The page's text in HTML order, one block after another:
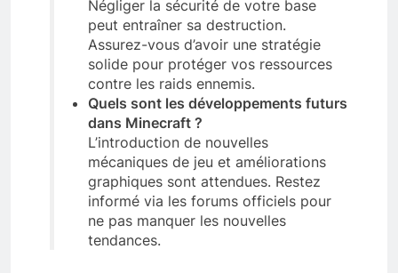
Négliger la sécurité de votre base
peut entraîner sa destruction.
Assurez-vous d’avoir une stratégie
solide pour protéger vos ressources
contre les raids ennemis.
Quels sont les développements futurs
dans Minecraft ?
L’introduction de nouvelles
mécaniques de jeu et améliorations
graphiques sont attendues. Restez
informé via les forums officiels pour
ne pas manquer les nouvelles
tendances.